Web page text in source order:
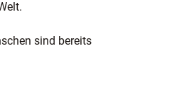
sind bereits